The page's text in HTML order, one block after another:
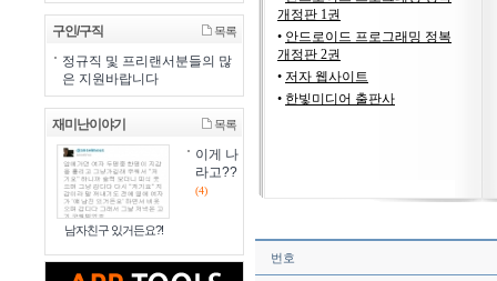
구인/구직 목록
정규직 및 프리랜서분들의 많
은 지원바랍니다
재미난이야기 목록
남자친구 있거든요?!
이게 나
라고??
(4)
개정판 1권
• 안드로이드 프로그래밍 정복
개정판 2권
• 저자 웹사이트
• 한빛미디어 출판사
번호